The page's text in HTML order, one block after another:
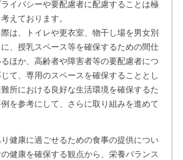
イバシーや要配慮者に配慮することは極
えております。
は、トイレや更衣室、物干し場を男女別
、授乳スペース等を確保するための間仕
ほか、高齢者や障害者等の要配慮者につ
て、専用のスペースを確保することとし
所における良好な生活環境を確保するた
を参考にして、さらに取り組みを進めて
健康に過ごせるための食事の提供につい
健康を確保する観点から、栄養バランス